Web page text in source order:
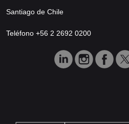
Santiago de Chile
Teléfono +56 2 2692 0200